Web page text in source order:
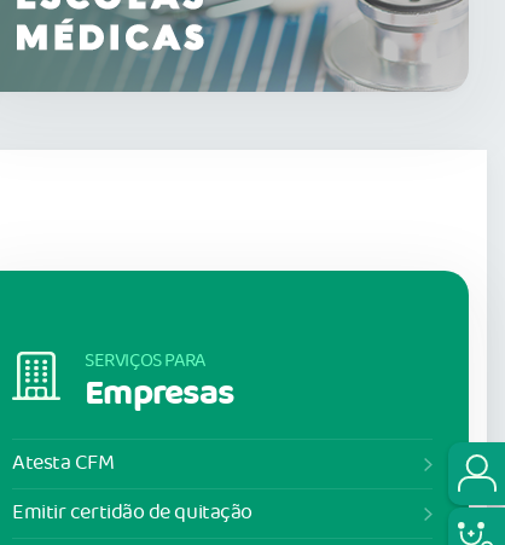
SERVIÇOS PARA
Empresas
Atesta CFM
Emitir certidão de quitação